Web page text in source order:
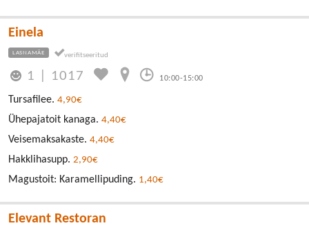
Einela
LASNAMÄE
1 1017 10:00-15:00
Tursafilee. 4,90€
Ühepajatoit kanaga. 4,40€
Veisemaksakaste. 4,40€
Hakklihasupp. 2,90€
Magustoit: Karamellipuding. 1,40€
Elevant Restoran